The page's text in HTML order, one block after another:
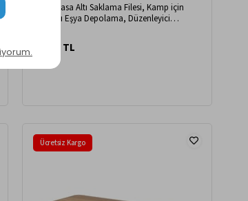
Haegs Masa Altı Saklama Filesi, Kamp için
Masa Altı Eşya Depolama, Düzenleyici
700,00 TL
Ücretsiz Kargo